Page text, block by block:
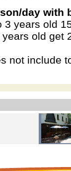
day with
3 years old
old get
not include